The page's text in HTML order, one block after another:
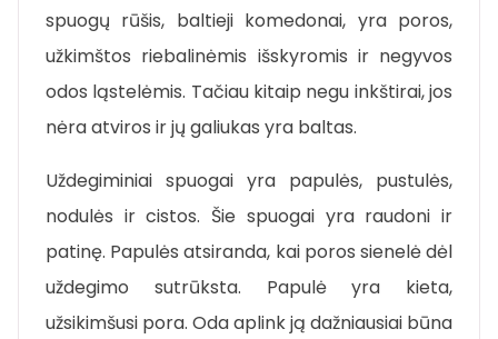
spuogų rūšis, baltieji komedonai, yra poros,
užkimštos riebalinėmis išskyromis ir negyvos
odos ląstelėmis. Tačiau kitaip negu inkštirai, jos
nėra atviros ir jų galiukas yra baltas.
Uždegiminiai spuogai yra papulės, pustulės,
nodulės ir cistos. Šie spuogai yra raudoni ir
patinę. Papulės atsiranda, kai poros sienelė dėl
uždegimo sutrūksta. Papulė yra kieta,
užsikimšusi pora. Oda aplink ją dažniausiai būna